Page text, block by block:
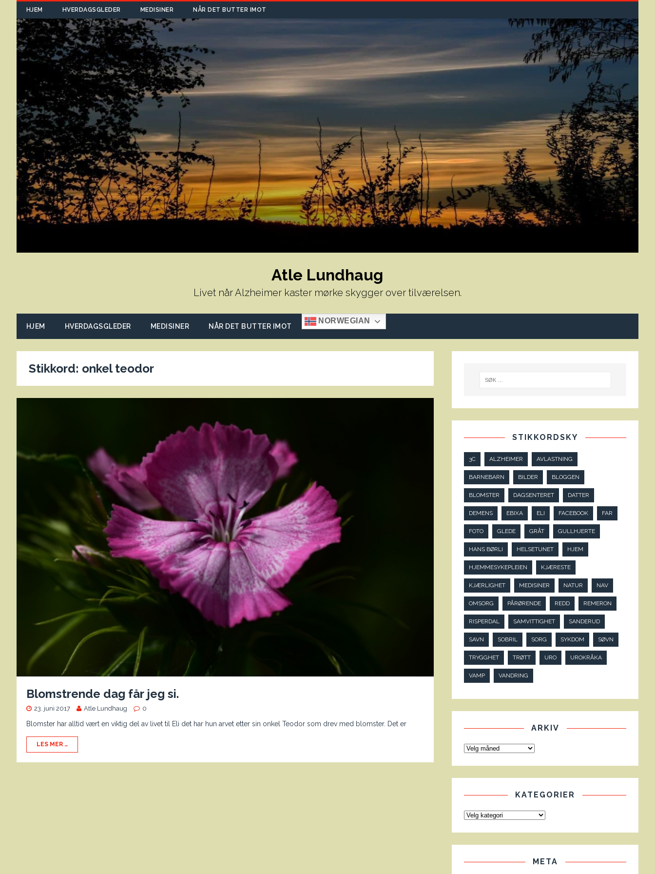
HJEM HVERDAGSGLEDER MEDISINER NÅR DET BUTTER IMOT
Atle Lundhaug
Livet når Alzheimer kaster mørke skygger over tilværelsen.
HJEM HVERDAGSGLEDER MEDISINER NÅR DET BUTTER IMOT
NORWEGIAN
Stikkord: onkel teodor
Blomstrende dag får jeg si.
23. juni 2017 Atle Lundhaug 0
Blomster har alltid vært en viktig del av livet til Eli det har hun arvet etter sin onkel Teodor som drev med blomster. Det er
LES MER …
STIKKORDSKY
3C ALZHEIMER AVLASTNING
BARNEBARN BILDER BLOGGEN
BLOMSTER DAGSENTERET DATTER
DEMENS EBIXA ELI FACEBOOK FAR
FOTO GLEDE GRÅT GULLHJERTE
HANS BØRLI HELSETUNET HJEM
HJEMMESYKEPLEIEN KJÆRESTE
KJÆRLIGHET MEDISINER NATUR NAV
OMSORG PÅRØRENDE REDD REMERON
RISPERDAL SAMVITTIGHET SANDERUD
SAVN SOBRIL SORG SYKDOM SØVN
TRYGGHET TRØTT URO UROKRÅKA
VAMP VANDRING
ARKIV
KATEGORIER
META